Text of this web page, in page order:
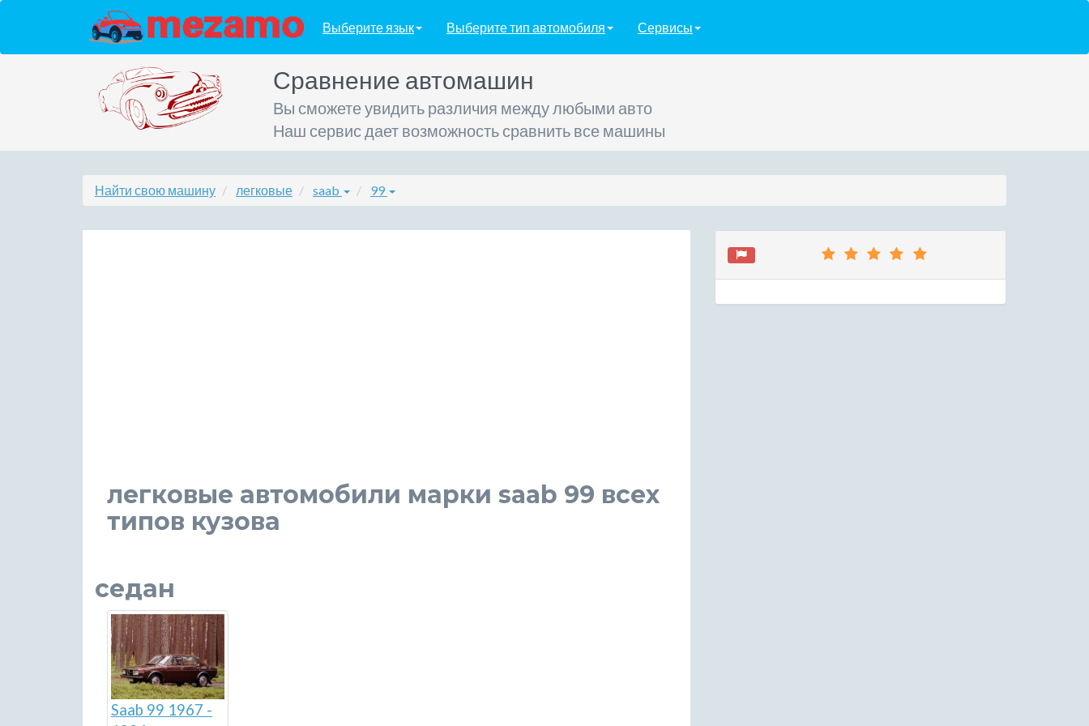
Выберите язык Выберите тип автомобиля Сервисы
Сравнение автомашин
Вы сможете увидить различия между любыми авто
Наш сервис дает возможность сравнить все машины
Найти свою машину легковые saab 99
легковые автомобили марки saab 99 всех
типов кузова
седан
Saab 99 1967 -